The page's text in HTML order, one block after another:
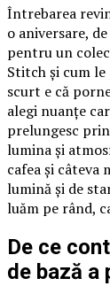
Întrebarea
o aniversare,
pentru un
Stitch și cum
scurt e că
alegi nuanțe
prelungesc
lumina și
cafea și câteva
lumină și de
luăm pe rând,
De ce
de bază a